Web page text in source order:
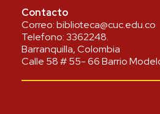
Contacto
Correo:biblioteca@cuc.edu.co
Telefono:3362248.
Barranquilla, Colombia
Calle 58 # 55- 66 Barrio